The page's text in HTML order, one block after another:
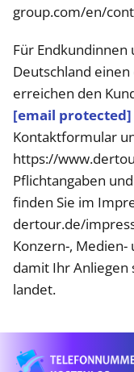
group.com/en/
Für Endkundinnen
Deutschland
erreichen den
[email protected]
Kontaktformular
https://
Pflichtangaben
finden Sie im
dertour.de/
Konzern-, Medien-
damit Ihr Anliegen
landet.